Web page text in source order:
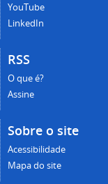
YouTube
LinkedIn
RSS
O que é?
Assine
Sobre o site
Acessibilidade
Mapa do site